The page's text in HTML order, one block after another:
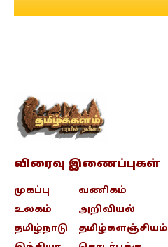
விரைவு இணைப்புகள்
முகப்பு
உலகம்
தமிழ்நாடு
வணிகம்
அறிவியல்
தமிழ்களஞ்சியம்